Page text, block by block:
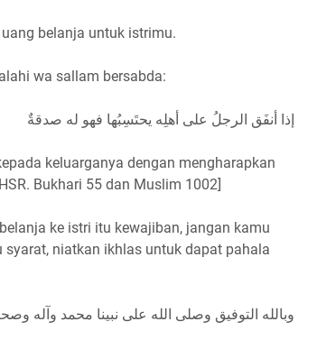
belanja untuk istrimu.
wa sallam bersabda:
إذا أنفَق الرجلُ على أهلِه يحتَسِبُها فهو له صدقةٌ
keluarganya dengan mengharapkan
Bukhari 55 dan Muslim 1002]
ke istri itu kewajiban, jangan kamu
niatkan ikhlas untuk dapat pahala
وبالله التوفيق وصلى الله على نبينا محمد وآله